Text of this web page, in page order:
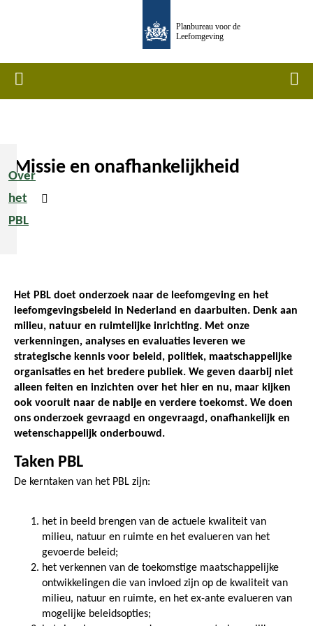
inhoud
Planbureau voor de
Leefomgeving
Home
Kruimelpad
Missie en onafhankelijkheid
Over
het
PBL
Het PBL doet onderzoek naar de leefomgeving en het
leefomgevingsbeleid in Nederland en daarbuiten. Denk aan
milieu, natuur en ruimtelijke inrichting. Met onze
verkenningen, analyses en evaluaties leveren we
strategische kennis voor beleid, politiek, maatschappelijke
organisaties en het bredere publiek. We geven daarbij niet
alleen feiten en inzichten over het hier en nu, maar kijken
ook vooruit naar de nabije en verdere toekomst. We doen
ons onderzoek gevraagd en ongevraagd, onafhankelijk en
wetenschappelijk onderbouwd.
Taken PBL
De kerntaken van het PBL zijn:
het in beeld brengen van de actuele kwaliteit van
milieu, natuur en ruimte en het evalueren van het
gevoerde beleid;
het verkennen van de toekomstige maatschappelijke
ontwikkelingen die van invloed zijn op de kwaliteit van
milieu, natuur en ruimte, en het ex-ante evalueren van
mogelijke beleidsopties;